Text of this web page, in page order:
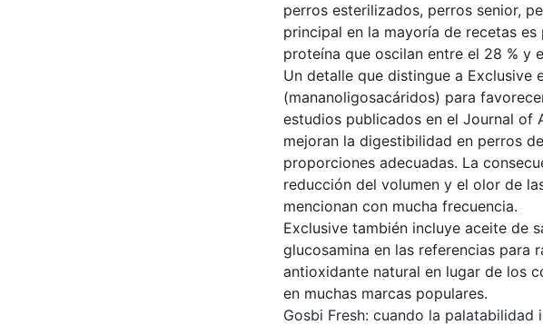
perros esterilizados, perros senior,
principal en la mayoría de recetas
proteína que oscilan entre el 28 % y
Un detalle que distingue a Exclusive
(mananoligosacáridos) para
estudios publicados en el Journal of
mejoran la digestibilidad en perros
proporciones adecuadas. La
reducción del volumen y el olor de
mencionan con mucha frecuencia.
Exclusive también incluye aceite de
glucosamina en las referencias para
antioxidante natural en lugar de los
en muchas marcas populares.
Gosbi Fresh: cuando la palatabilidad